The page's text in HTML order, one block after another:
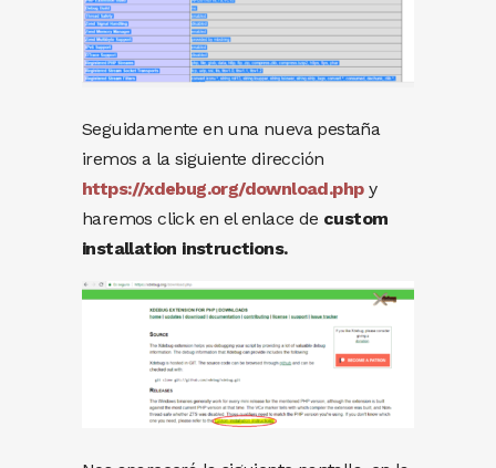
Seguidamente en una nueva pestaña
iremos a la siguiente dirección
https://xdebug.org/download.phpy
haremos click en el enlace de custom
installation instructions.